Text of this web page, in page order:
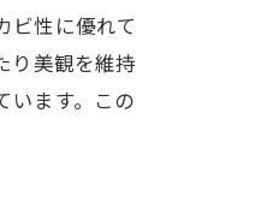
ビ性に優れて
り美観を維持
います。この